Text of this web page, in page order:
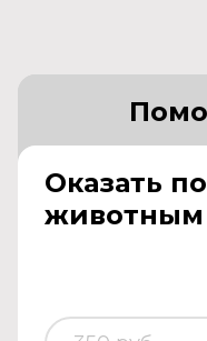
Оказать
животным